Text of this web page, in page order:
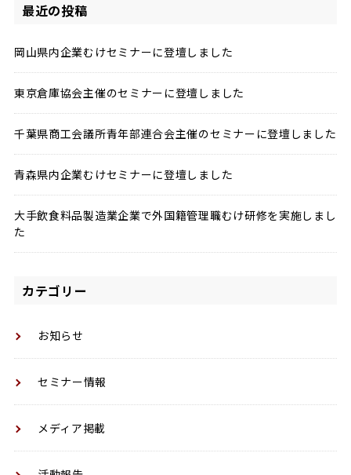
最近の投稿
岡山県内企業むけセミナーに登壇しました
東京倉庫協会主催のセミナーに登壇しました
千葉県商工会議所青年部連合会主催のセミナーに登壇しました
青森県内企業むけセミナーに登壇しました
大手飲食料品製造業企業で外国籍管理職むけ研修を実施しまし
た
カテゴリー
お知らせ
セミナー情報
メディア掲載